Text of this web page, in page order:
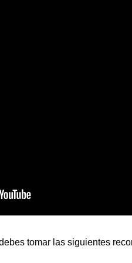
tomar las siguientes